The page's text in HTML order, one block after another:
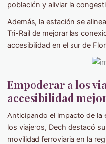
población y aliviar la
Además, la estación se
Tri-Rail de mejorar las
accesibilidad en el sur de
Empoderar a los
accesibilidad
Anticipando el impacto de la
los viajeros, Dech destacó
movilidad ferroviaria en la